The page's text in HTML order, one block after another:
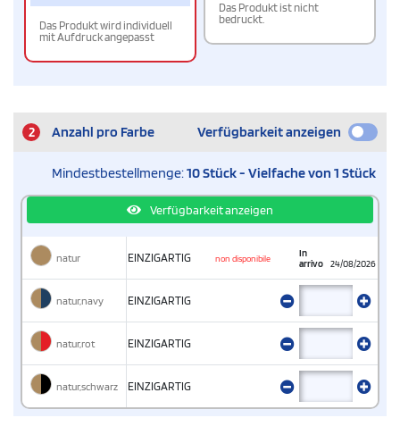
Das Produkt wird individuell
mit Aufdruck angepasst
Das Produkt ist nicht
bedruckt.
2 Anzahl pro Farbe Verfügbarkeit anzeigen
Mindestbestellmenge:10 Stück - Vielfache von 1 Stück
Verfügbarkeit anzeigen
natur EINZIGARTIG non disponibile
In
arrivo 24/08/2026
natur,navy EINZIGARTIG
natur,rot EINZIGARTIG
natur,schwarz EINZIGARTIG